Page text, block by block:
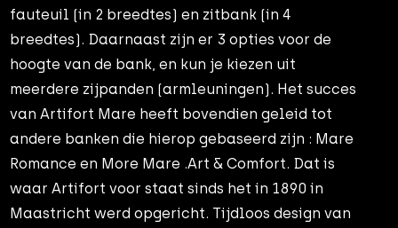
fauteuil (in 2 breedtes) en zitbank (in 4
breedtes). Daarnaast zijn er 3 opties voor de
hoogte van de bank, en kun je kiezen uit
meerdere zijpanden (armleuningen). Het succes
van Artifort Mare heeft bovendien geleid tot
andere banken die hierop gebaseerd zijn : Mare
Romance en More Mare .Art & Comfort. Dat is
waar Artifort voor staat sinds het in 1890 in
Maastricht werd opgericht. Tijdloos design van